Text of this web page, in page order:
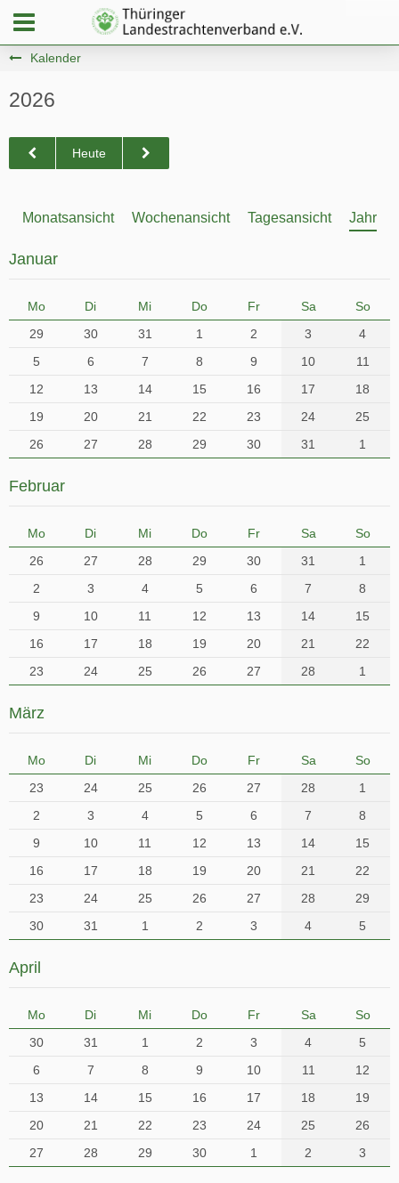
Kalender
2026
Heute
Monatsansicht Wochenansicht Tagesansicht
Januar
Mo Di Mi Do Fr Sa
So
29
30 31 1 2 3
4
5
6 7 8 9 10
11
12
13 14 15 16 17
18
19
20 21 22 23 24
25
26
27 28 29 30 31 1
Februar
Mo Di Mi Do Fr Sa
So
26
27 28 29 30 31
1
2
3 4 5 6 7
8
9
10 11 12 13 14
15
16
17 18 19 20 21
22
23
24 25 26 27 28 1
März
Mo Di Mi Do Fr Sa
So
23
24 25 26 27 28
1
2
3 4 5 6 7
8
9
10 11 12 13 14
15
16
17 18 19 20 21
22
23
24 25 26 27 28
29
30
31 1 2 3 4 5
April
Mo Di Mi Do Fr Sa
So
30
31 1 2 3 4
5
6
7 8 9 10 11
12
13
14 15 16 17 18
19
20
21 22 23 24 25
26
27
28 29 30 1 2 3